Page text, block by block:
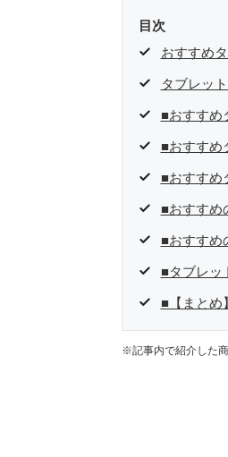
目次
おすすめ
タブレッ
■おすすめ
■おすすめ
■おすすめ
■おすすめ
■おすすめ
■タブレッ
■【まとめ
※記事内で紹介した